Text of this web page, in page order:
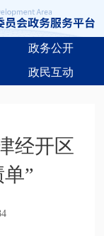
政务公开
政民互动
经开区
”